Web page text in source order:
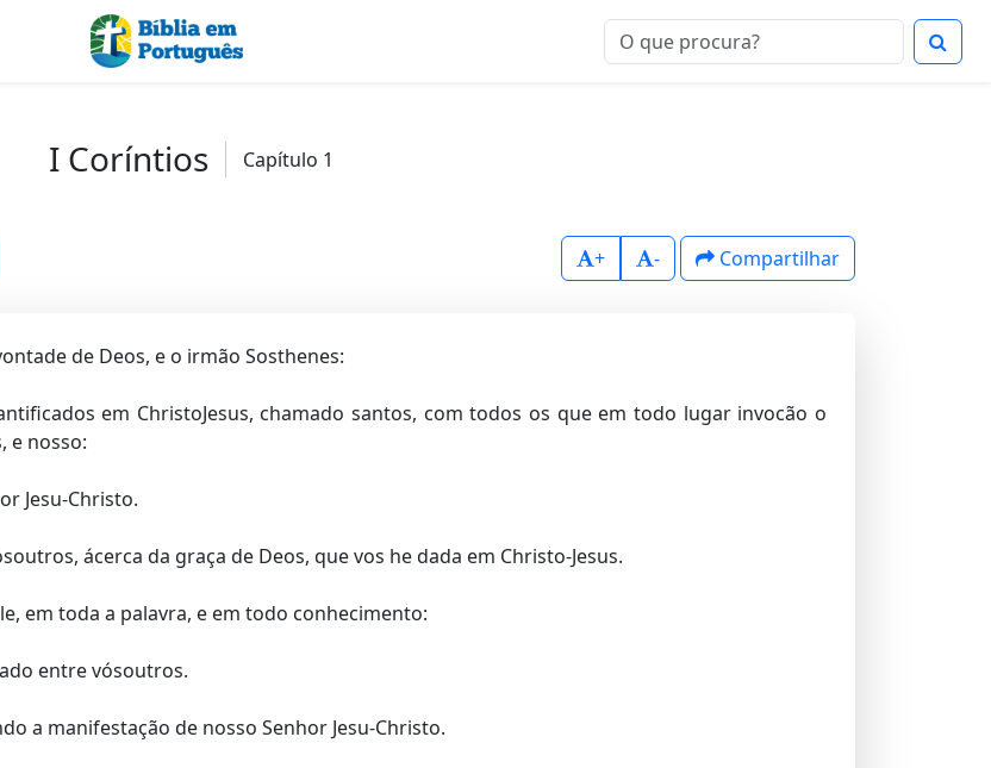
I Coríntios Capítulo 1
+ - Compartilhar
de Deos, e o irmão Sosthenes:
em ChristoJesus, chamado santos, com todos os que em todo lugar invocão o
e nosso:
Jesu-Christo.
ácerca da graça de Deos, que vos he dada em Christo-Jesus.
em toda a palavra, e em todo conhecimento:
entre vósoutros.
a manifestação de nosso Senhor Jesu-Christo.